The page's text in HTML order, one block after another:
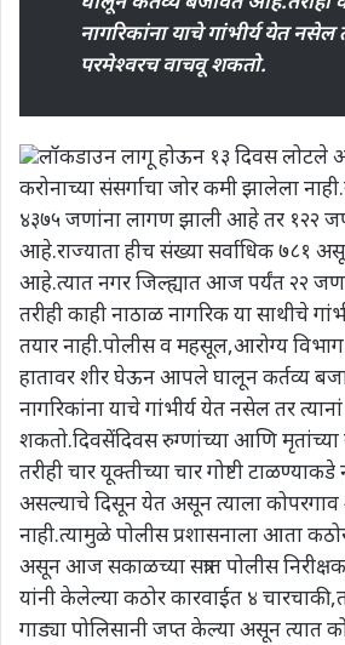
नागरिकांना याचे गांभीर्य येत
परमेश्वरच वाचवू शकतो.
लॉकडाउन लागू होऊन १३ दिवस लोटले
करोनाच्या संसर्गाचा जोर कमी झालेला
४३७५ जणांना लागण झाली आहे तर १२२
आहे.राज्याता हीच संख्या सर्वाधिक ७८१
आहे.त्यात नगर जिल्ह्यात आज पर्यंत २२
तरीही काही नाठाळ नागरिक या साथीचे
तयार नाही.पोलीस व महसूल,आरोग्य
हातावर शीर घेऊन आपले घालून कर्तव्य
नागरिकांना याचे गांभीर्य येत नसेल तर
शकतो.दिवसेंदिवस रुग्णांच्या आणि
तरीही चार यूक्तीच्या चार गोष्टी
असल्याचे दिसून येत असून त्याला
नाही.त्यामुळे पोलीस प्रशासनाला आता
असून आज सकाळच्या सत्रात पोलीस
यांनी केलेल्या कठोर कारवाईत ४
गाड्या पोलिसानी जप्त केल्या असून त्यात